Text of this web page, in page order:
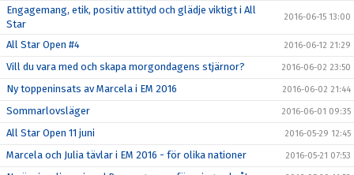
Engagemang, etik, positiv attityd och glädje viktigt i All
Star
2016-06-15 13:00
All Star Open #4 2016-06-12 21:29
Vill du vara med och skapa morgondagens stjärnor? 2016-06-02 23:50
Ny toppeninsats av Marcela i EM 2016 2016-06-02 21:44
Sommarlovsläger 2016-06-01 09:35
All Star Open 11 juni 2016-05-29 12:45
Marcela och Julia tävlar i EM 2016 - för olika nationer 2016-05-21 07:53